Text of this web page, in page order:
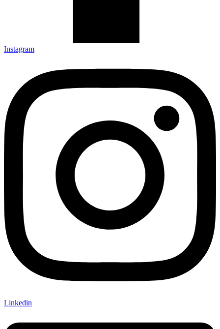
Instagram
Linkedin